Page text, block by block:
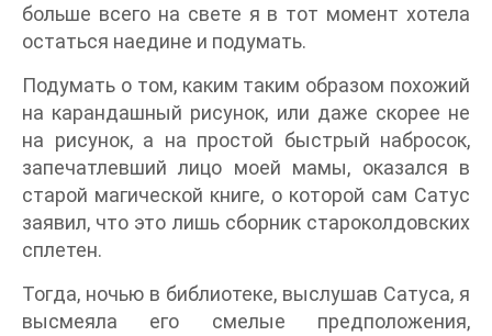
больше всего на свете я в тот момент хотела
остаться наедине и подумать.
Подумать о том, каким таким образом похожий
на карандашный рисунок, или даже скорее не
на рисунок, а на простой быстрый набросок,
запечатлевший лицо моей мамы, оказался в
старой магической книге, о которой сам Сатус
заявил, что это лишь сборник староколдовских
сплетен.
Тогда, ночью в библиотеке, выслушав Сатуса, я
высмеяла его смелые предположения,